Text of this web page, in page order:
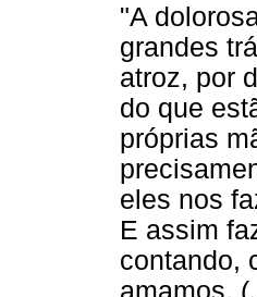
"A
grandes
atroz, por
do que
próprias
eles nos
E assim
contando,
amamos.